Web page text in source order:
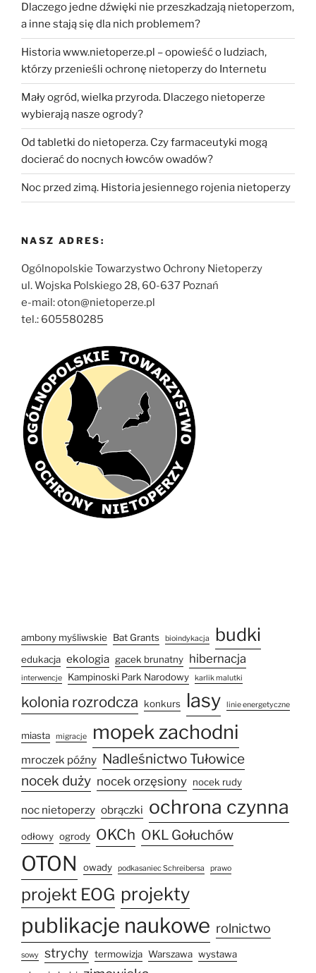
Dlaczego jedne dźwięki nie przeszkadzają nietoperzom,
a inne stają się dla nich problemem?
Historia www.nietoperze.pl – opowieść o ludziach,
którzy przenieśli ochronę nietoperzy do Internetu
Mały ogród, wielka przyroda. Dlaczego nietoperze
wybierają nasze ogrody?
Od tabletki do nietoperza. Czy farmaceutyki mogą
docierać do nocnych łowców owadów?
Noc przed zimą. Historia jesiennego rojenia nietoperzy
NASZ ADRES:
Ogólnopolskie Towarzystwo Ochrony Nietoperzy
ul. Wojska Polskiego 28, 60-637 Poznań
e-mail: oton@nietoperze.pl
tel.: 605580285
ambony myśliwskie Bat Grants bioindykacja budki
edukacja ekologia gacek brunatny hibernacja
interwencje Kampinoski Park Narodowy karlik malutki
kolonia rozrodcza konkurs lasy linie energetyczne
miasta migracje mopek zachodni
mroczek późny Nadleśnictwo Tułowice
nocek duży nocek orzęsiony nocek rudy
noc nietoperzy obrączki ochrona czynna
odłowy ogrody OKCh OKL Gołuchów
OTON owady podkasaniec Schreibersa prawo
projekt EOG projekty
publikacje naukowe rolnictwo
sowy strychy termowizja Warszawa wystawa